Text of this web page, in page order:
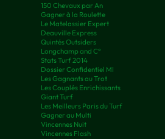
150 Chevaux par An
Gagner à la Roulette
Le Matelassier Expert
Deauville Express
Quintés Outsiders
Longchamp and C°
Stats Turf 2014
Dossier Confidentiel MI
Les Gagnants au Trot
Les Couplés Enrichissants
Giant Turf
Les Meilleurs Paris du Turf
Gagner au Multi
Vincennes Nuit
Vincennes Flash